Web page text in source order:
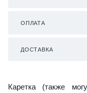
ОПЛАТА
ДОСТАВКА
Каретка (также